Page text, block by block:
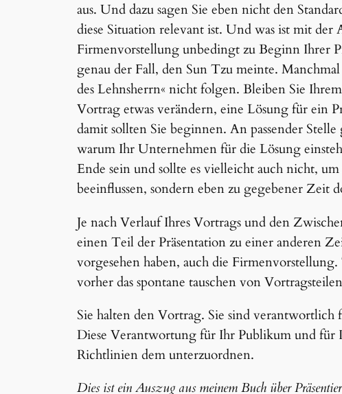
aus. Und dazu sagen Sie eben nicht den
diese Situation relevant ist. Und was ist mit der
Firmenvorstellung unbedingt zu Beginn Ihrer
genau der Fall, den Sun Tzu meinte.
des Lehnsherrn« nicht folgen. Bleiben Sie
Vortrag etwas verändern, eine Lösung für ein
damit sollten Sie beginnen. An passender
warum Ihr Unternehmen für die Lösung
Ende sein und sollte es vielleicht auch nicht,
beeinflussen, sondern eben zu gegebener Zeit
Je nach Verlauf Ihres Vortrags und den
einen Teil der Präsentation zu einer anderen
vorgesehen haben, auch die
vorher das spontane tauschen von
Sie halten den Vortrag. Sie sind verantwortlich
Diese Verantwortung für Ihr Publikum und für
Richtlinien dem unterzuordnen.
Dies ist ein Auszug aus meinem Buch über